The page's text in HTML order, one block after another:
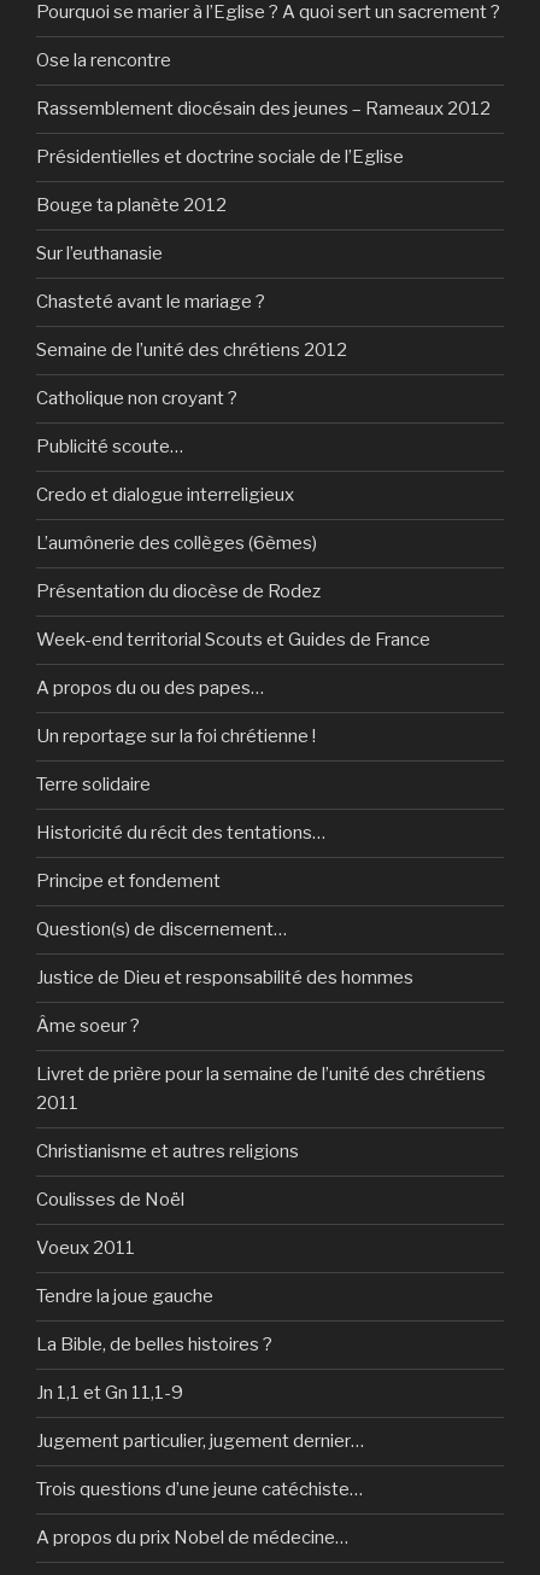
Pourquoi se marier à l’Eglise ? A quoi sert un sacrement ?
Ose la rencontre
Rassemblement diocésain des jeunes – Rameaux 2012
Présidentielles et doctrine sociale de l’Eglise
Bouge ta planète 2012
Sur l’euthanasie
Chasteté avant le mariage ?
Semaine de l’unité des chrétiens 2012
Catholique non croyant ?
Publicité scoute…
Credo et dialogue interreligieux
L’aumônerie des collèges (6èmes)
Présentation du diocèse de Rodez
Week-end territorial Scouts et Guides de France
A propos du ou des papes…
Un reportage sur la foi chrétienne !
Terre solidaire
Historicité du récit des tentations…
Principe et fondement
Question(s) de discernement…
Justice de Dieu et responsabilité des hommes
Âme soeur ?
Livret de prière pour la semaine de l’unité des chrétiens
2011
Christianisme et autres religions
Coulisses de Noël
Voeux 2011
Tendre la joue gauche
La Bible, de belles histoires ?
Jn 1,1 et Gn 11,1-9
Jugement particulier, jugement dernier…
Trois questions d’une jeune catéchiste…
A propos du prix Nobel de médecine…